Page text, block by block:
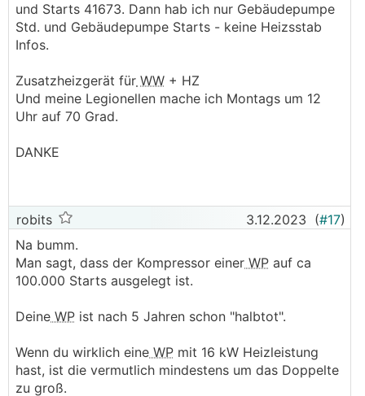
und Starts 41673. Dann hab ich nur Gebäudepumpe
Std. und Gebäudepumpe Starts - keine Heizsstab
Infos.
Zusatzheizgerät für WW + HZ
Und meine Legionellen mache ich Montags um 12
Uhr auf 70 Grad.
DANKE
robits 3.12.2023 (#17)
Na bumm.
Man sagt, dass der Kompressor einer WP auf ca
100.000 Starts ausgelegt ist.
Deine WP ist nach 5 Jahren schon "halbtot".
Wenn du wirklich eine WP mit 16 kW Heizleistung
hast, ist die vermutlich mindestens um das Doppelte
zu groß.